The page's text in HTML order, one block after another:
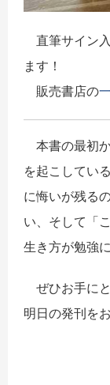
直筆サイン
ます！
販売書店の
本書の最初
を起こしてい
に悔いが残る
い、そして「
生き方が勉強
ぜひお手に
明日の発刊を